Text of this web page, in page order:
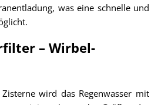
was eine schnelle und
– Wirbel-
wird das Regenwasser mit